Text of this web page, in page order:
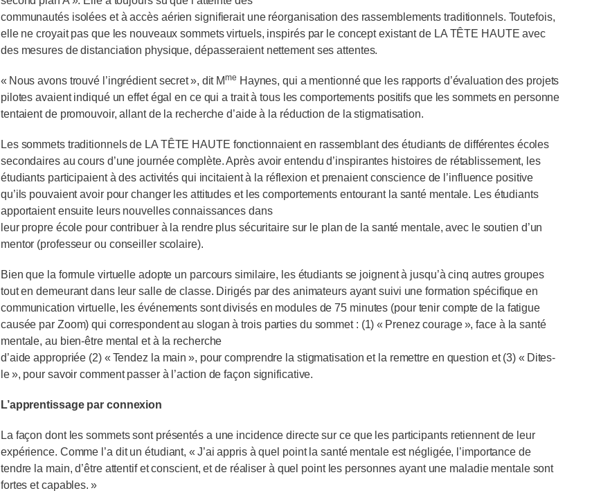
communautés isolées et à accès aérien signifierait une réorganisation des rassemblements traditionnels. Toutefois,
elle ne croyait pas que les nouveaux sommets virtuels, inspirés par le concept existant de LA TÊTE HAUTE avec
des mesures de distanciation physique, dépasseraient nettement ses attentes.
« Nous avons trouvé l’ingrédient secret », dit Mme Haynes, qui a mentionné que les rapports d’évaluation des projets
pilotes avaient indiqué un effet égal en ce qui a trait à tous les comportements positifs que les sommets en personne
tentaient de promouvoir, allant de la recherche d’aide à la réduction de la stigmatisation.
Les sommets traditionnels de LA TÊTE HAUTE fonctionnaient en rassemblant des étudiants de différentes écoles
secondaires au cours d’une journée complète. Après avoir entendu d’inspirantes histoires de rétablissement, les
étudiants participaient à des activités qui incitaient à la réflexion et prenaient conscience de l’influence positive
qu’ils pouvaient avoir pour changer les attitudes et les comportements entourant la santé mentale. Les étudiants
apportaient ensuite leurs nouvelles connaissances dans
leur propre école pour contribuer à la rendre plus sécuritaire sur le plan de la santé mentale, avec le soutien d’un
mentor (professeur ou conseiller scolaire).
Bien que la formule virtuelle adopte un parcours similaire, les étudiants se joignent à jusqu’à cinq autres groupes
tout en demeurant dans leur salle de classe. Dirigés par des animateurs ayant suivi une formation spécifique en
communication virtuelle, les événements sont divisés en modules de 75 minutes (pour tenir compte de la fatigue
causée par Zoom) qui correspondent au slogan à trois parties du sommet : (1) « Prenez courage », face à la santé
mentale, au bien-être mental et à la recherche
d’aide appropriée (2) « Tendez la main », pour comprendre la stigmatisation et la remettre en question et (3) « Dites-
le », pour savoir comment passer à l’action de façon significative.
L’apprentissage par connexion
La façon dont les sommets sont présentés a une incidence directe sur ce que les participants retiennent de leur
expérience. Comme l’a dit un étudiant, « J’ai appris à quel point la santé mentale est négligée, l’importance de
tendre la main, d’être attentif et conscient, et de réaliser à quel point les personnes ayant une maladie mentale sont
fortes et capables. »